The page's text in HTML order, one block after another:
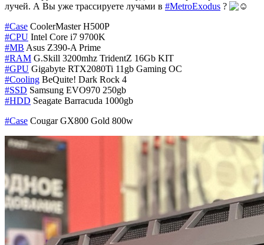
лучей. А Вы уже трассируете лучами в #MetroExodus ?
#Case CoolerMaster H500P
#CPU Intel Core i7 9700K
#MB Asus Z390-A Prime
#RAM G.Skill 3200mhz TridentZ 16Gb KIT
#GPU Gigabyte RTX2080Ti 11gb Gaming OC
#Cooling BeQuite! Dark Rock 4
#SSD Samsung EVO970 250gb
#HDD Seagate Barracuda 1000gb
#Case Cougar GX800 Gold 800w